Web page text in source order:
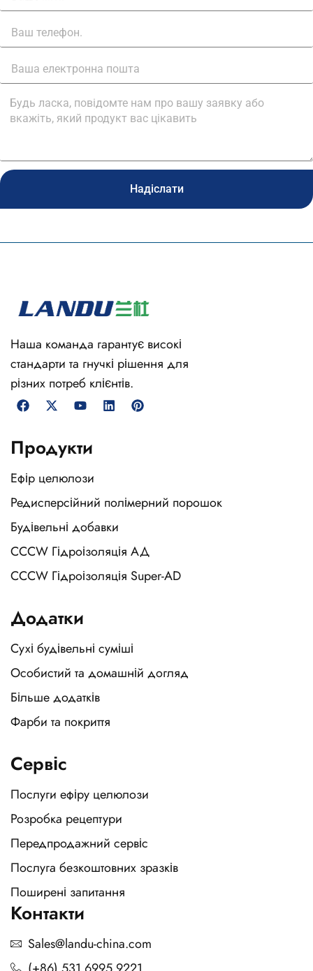
Надіслати
Наша команда гарантує високі
стандарти та гнучкі рішення для
різних потреб клієнтів.
Продукти
Ефір целюлози
Редисперсійний полімерний порошок
Будівельні добавки
CCCW Гідроізоляція АД
CCCW Гідроізоляція Super-AD
Додатки
Сухі будівельні суміші
Особистий та домашній догляд
Більше додатків
Фарби та покриття
Сервіс
Послуги ефіру целюлози
Розробка рецептури
Передпродажний сервіс
Послуга безкоштовних зразків
Поширені запитання
Контакти
Sales@landu-china.com